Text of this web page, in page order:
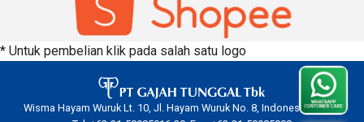
* Untuk pembelian klik pada salah satu logo
Wisma Hayam Wuruk Lt. 10, Jl. Hayam Wuruk No. 8, Indonesia 10120.